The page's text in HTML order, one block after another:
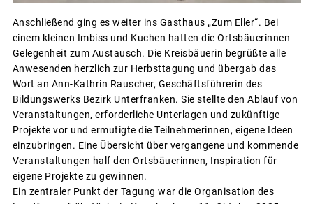
Anschließend ging es weiter ins Gasthaus „Zum Eller“. Bei
einem kleinen Imbiss und Kuchen hatten die Ortsbäuerinnen
Gelegenheit zum Austausch. Die Kreisbäuerin begrüßte alle
Anwesenden herzlich zur Herbsttagung und übergab das
Wort an Ann-Kathrin Rauscher, Geschäftsführerin des
Bildungswerks Bezirk Unterfranken. Sie stellte den Ablauf von
Veranstaltungen, erforderliche Unterlagen und zukünftige
Projekte vor und ermutigte die Teilnehmerinnen, eigene Ideen
einzubringen. Eine Übersicht über vergangene und kommende
Veranstaltungen half den Ortsbäuerinnen, Inspiration für
eigene Projekte zu gewinnen.
Ein zentraler Punkt der Tagung war die Organisation des